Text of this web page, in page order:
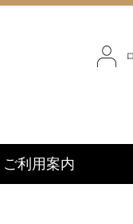
ご利用案内